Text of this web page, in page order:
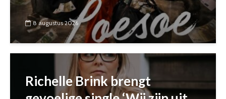
8 augustus 2026
Richelle Brink brengt